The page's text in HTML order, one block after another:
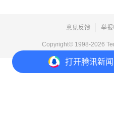
打开腾讯新
意见反馈 举
Copyright© 1998-2026